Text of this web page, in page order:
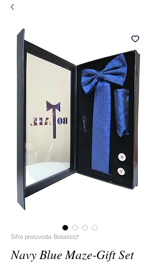
Šifra proizvoda: Botail107
Navy Blue Maze-Gift Set